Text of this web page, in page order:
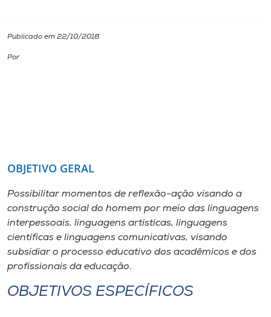
Cultura
Editora
Rádio
Museu
Unoesc
Store
Publicado em 22/10/2018
Por
OBJETIVO GERAL
Possibilitar momentos de reflexão-ação visando a
construção social do homem por meio das linguagens
interpessoais, linguagens artísticas, linguagens
científicas e linguagens comunicativas, visando
subsidiar o processo educativo dos acadêmicos e dos
profissionais da educação.
OBJETIVOS ESPECÍFICOS